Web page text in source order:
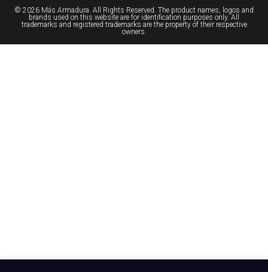
© 2026 Más Armadura. All Rights Reserved. The product names, logos and
brands used on this website are for identification purposes only. All
trademarks and registered trademarks are the property of their respective
owners.